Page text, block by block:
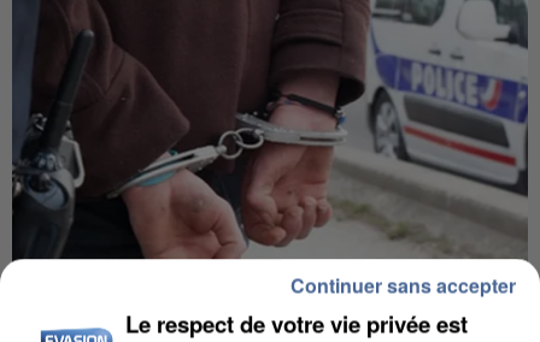
Le respect de votre vie privée est
Continuer sans accepter